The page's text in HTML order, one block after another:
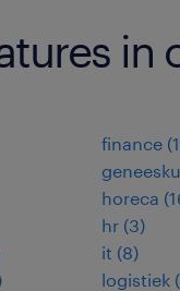
in
finance (
horeca (
hr (3)
it (8)
logistiek (